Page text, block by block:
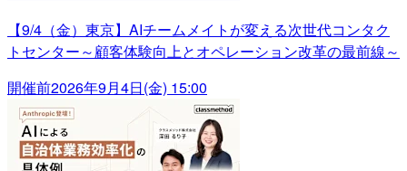
【9/4（金）東京】AIチームメイトが変える次世代コンタク
トセンター～顧客体験向上とオペレーション改革の最前線～
開催前2026年9月4日(金) 15:00